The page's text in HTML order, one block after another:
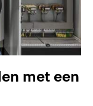
met een